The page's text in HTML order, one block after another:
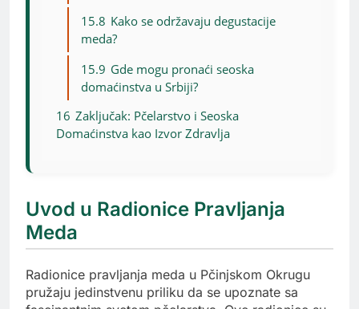
15.8 Kako se održavaju degustacije
meda?
15.9 Gde mogu pronaći seoska
domaćinstva u Srbiji?
16 Zaključak: Pčelarstvo i Seoska
Domaćinstva kao Izvor Zdravlja
Uvod u Radionice Pravljanja
Meda
Radionice pravljanja meda u Pčinjskom Okrugu
pružaju jedinstvenu priliku da se upoznate sa